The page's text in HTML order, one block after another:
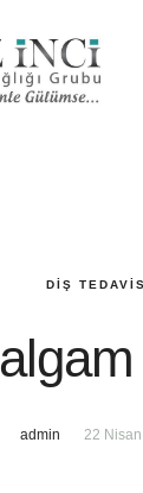
DIŞ
admin 22